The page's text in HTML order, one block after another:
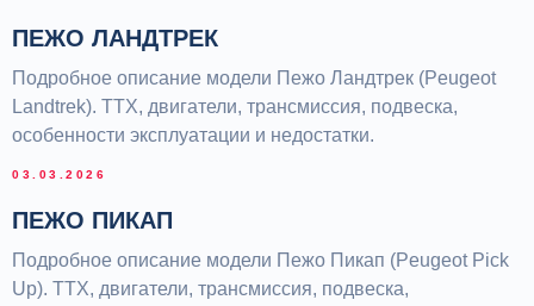
ПЕЖО ЛАНДТРЕК
Подробное описание модели Пежо Ландтрек (Peugeot
Landtrek). ТТХ, двигатели, трансмиссия, подвеска,
особенности эксплуатации и недостатки.
03.03.2026
ПЕЖО ПИКАП
Подробное описание модели Пежо Пикап (Peugeot Pick
Up). ТТХ, двигатели, трансмиссия, подвеска,